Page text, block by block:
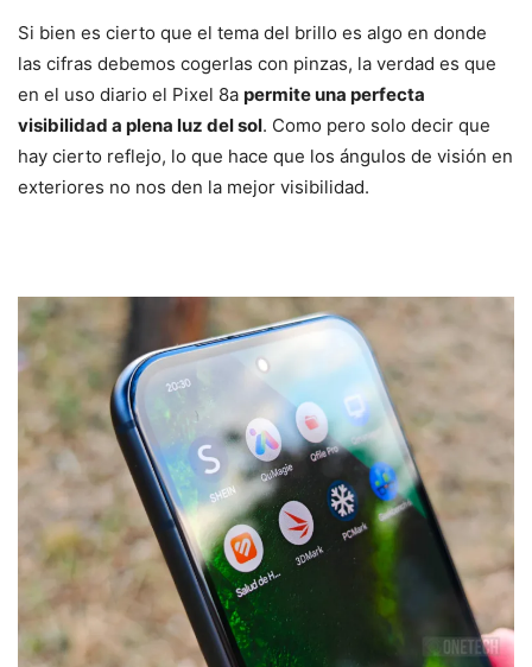
Si bien es cierto que el tema del brillo es algo en donde
las cifras debemos cogerlas con pinzas, la verdad es que
en el uso diario el Pixel 8a permite una perfecta
visibilidad a plena luz del sol. Como pero solo decir que
hay cierto reflejo, lo que hace que los ángulos de visión en
exteriores no nos den la mejor visibilidad.